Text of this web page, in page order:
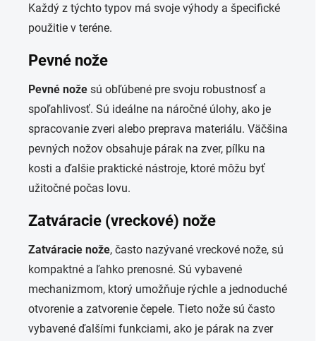
Každý z týchto typov má svoje výhody a špecifické
použitie v teréne.
Pevné nože
Pevné nože sú obľúbené pre svoju robustnosť a
spoľahlivosť. Sú ideálne na náročné úlohy, ako je
spracovanie zveri alebo preprava materiálu. Väčšina
pevných nožov obsahuje párak na zver, pílku na
kosti a ďalšie praktické nástroje, ktoré môžu byť
užitočné počas lovu.
Zatváracie (vreckové) nože
Zatváracie nože, často nazývané vreckové nože, sú
kompaktné a ľahko prenosné. Sú vybavené
mechanizmom, ktorý umožňuje rýchle a jednoduché
otvorenie a zatvorenie čepele. Tieto nože sú často
vybavené ďalšími funkciami, ako je párak na zver